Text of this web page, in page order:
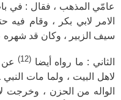
عامّي المذهب ، فقال : في
الامر لابي بكر ، وقام
سيف الزبير ، وكان قد شهره
الثاني : ما رواه أيضا (12)
عن
لاهل البيت ، ولما مات
الواله من الحزن ، وخرجت